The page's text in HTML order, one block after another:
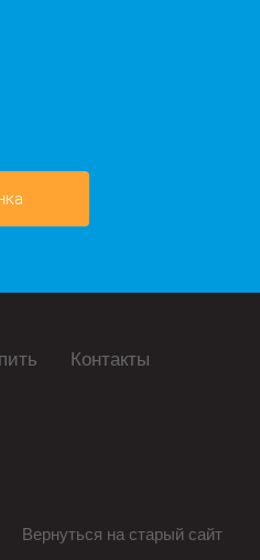
Контакты
Вернуться на старый сайт